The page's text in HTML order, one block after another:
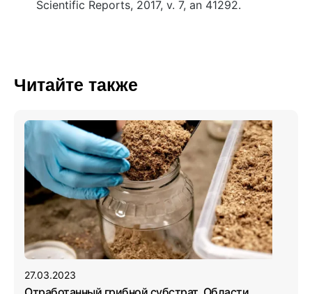
Scientific Reports, 2017, v. 7, an 41292.
Читайте также
27.03.2023